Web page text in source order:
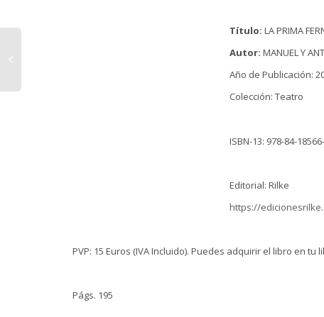
Título: LA PRIMA
Autor: MANUEL Y
Año de Publicación:
Colección: Teatro
ISBN-13: 978-84-
Editorial: Rilke
https://
PVP: 15 Euros (IVA Incluido). Puedes adquirir el libro en
Págs. 195